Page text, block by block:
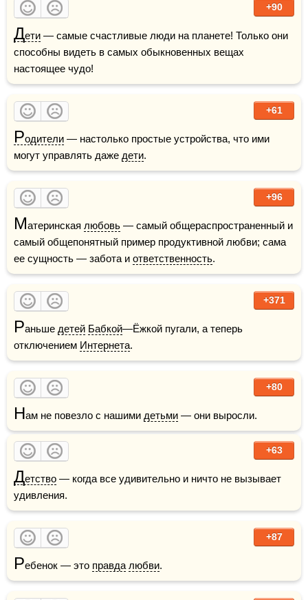
+90
Дети — самые счастливые люди на планете! Только они
способны видеть в самых обыкновенных вещах
настоящее чудо!
+61
Родители — настолько простые устройства, что ими
могут управлять даже дети.
+96
Материнская любовь — самый общераспространенный и
самый общепонятный пример продуктивной любви; сама
ее сущность — забота и ответственность.
+371
Раньше детей Бабкой—Ёжкой пугали, а теперь
отключением Интернета.
+80
Нам не повезло с нашими детьми — они выросли.
+63
Детство — когда все удивительно и ничто не вызывает
удивления.
+87
Ребенок — это правда любви.